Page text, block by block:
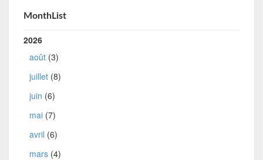
MonthList
2026
août (3)
juillet (8)
juin (6)
mai (7)
avril (6)
mars (4)